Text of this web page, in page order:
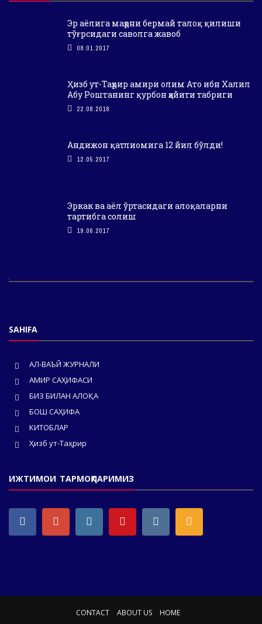
Эр аёлига маҳрни бермай талоқ қилиши
тўғрсидаги саволга жавоб
08.01.2017
Ҳизб ут-Таҳрир амири олим Ато ибн Халил
Абу Роштанинг қурбон ҳайити табриги
22.08.2018
Андижон қатлиомига 12 йил бўлди!
12.05.2017
Эркак ва аёл ўртасидаги алоқаларни
тартибга солиш
19.06.2017
SAHIFA
АЛ-ВАЪЙ ЖУРНАЛИ
АМИР САҲИФАСИ
БИЗ БИЛАН АЛОҚА
БОШ САҲИФА
КИТОБЛАР
Ҳизб ут-Таҳрир
ИЖТИМОИ ТАРМОҚЛАРИМИЗ
CONTACT ABOUT US HOME